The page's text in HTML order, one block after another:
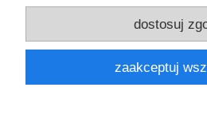
Moje
Informacje o
dostosuj
zaakceptuj